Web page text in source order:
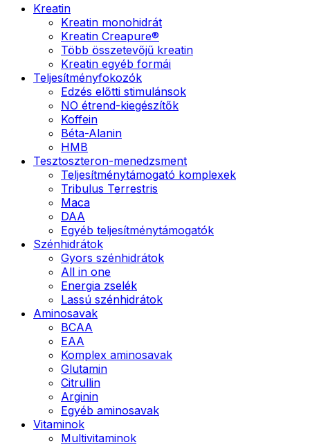
Kreatin
Kreatin monohidrát
Kreatin Creapure®
Több összetevőjű kreatin
Kreatin egyéb formái
Teljesítményfokozók
Edzés előtti stimulánsok
NO étrend-kiegészítők
Koffein
Béta-Alanin
HMB
Tesztoszteron-menedzsment
Teljesítménytámogató komplexek
Tribulus Terrestris
Maca
DAA
Egyéb teljesítménytámogatók
Szénhidrátok
Gyors szénhidrátok
All in one
Energia zselék
Lassú szénhidrátok
Aminosavak
BCAA
EAA
Komplex aminosavak
Glutamin
Citrullin
Arginin
Egyéb aminosavak
Vitaminok
Multivitaminok